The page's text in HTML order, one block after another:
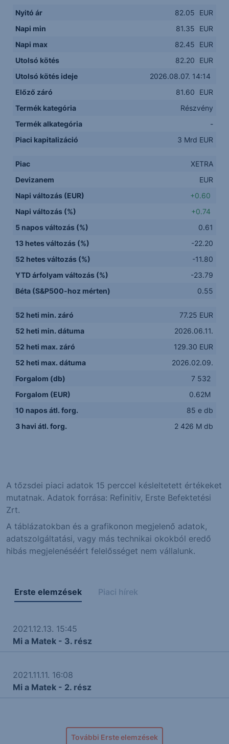
Nyitó ár 82.05
EUR
Napi min
81.35
EUR
Napi max
82.45
EUR
Utolsó kötés
82.20
EUR
Utolsó kötés ideje
2026.08.07. 14:14
Előző záró
81.60
EUR
Termék kategória
Részvény
Termék alkategória
-
Piaci kapitalizáció
3 Mrd EUR
Piac
XETRA
Devizanem
EUR
Napi változás (EUR)
+0.60
Napi változás (%)
+0.74
5 napos változás (%)
0.61
13 hetes változás (%)
-22.20
52 hetes változás (%)
-11.80
YTD árfolyam változás (%)
-23.79
Béta (S&P500-hoz mérten)
0.55
52 heti min. záró
77.25 EUR
52 heti min. dátuma
2026.06.11.
52 heti max. záró
129.30 EUR
52 heti max. dátuma
2026.02.09.
Forgalom (db)
7 532
Forgalom (EUR)
0.62M
10 napos átl. forg.
85 e db
3 havi átl. forg.
2 426 M db
A tőzsdei piaci adatok 15 perccel késleltetett értékeket
mutatnak. Adatok forrása: Refinitiv, Erste Befektetési
Zrt.
A táblázatokban és a grafikonon megjelenő adatok,
adatszolgáltatási, vagy más technikai okokból eredő
hibás megjelenéséért felelősséget nem vállalunk.
Erste elemzések Piaci hírek
2021.12.13. 15:45
Mi a Matek - 3. rész
2021.11.11. 16:08
Mi a Matek - 2. rész
További Erste elemzések